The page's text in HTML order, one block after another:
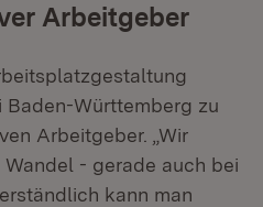
Arbeitgeber
Württemberg zu
Arbeitgeber. „Wir
- gerade auch bei
kann man